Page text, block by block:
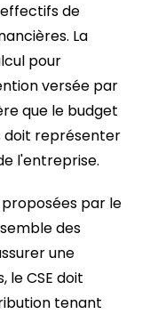
de
La
pour
versée par
que le budget
doit représenter
l'entreprise.
par le
des
une
CSE doit
tenant